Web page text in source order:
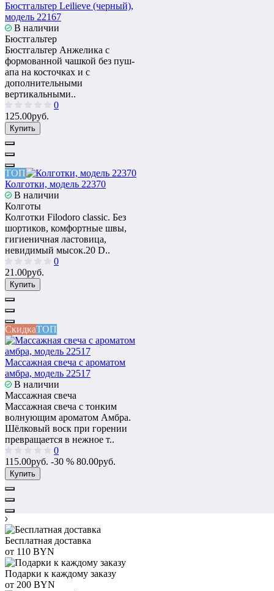
Бюстгальтер Leilieve (черный),
модель 22167
В наличии
Бюстгальтер
Бюстгальтер Анжелика с
формованной чашкой без пуш-
апа на косточках и с
дополнительными
вертикальными..
0
125.00руб.
Купить
ТОП
Колготки, модель 22370
В наличии
Колготы
Колготки Filodoro classic. Без
шортиков, комфортные швы,
гигиеничная ластовица,
невидимый мысок.20 D..
0
21.00руб.
Купить
СкидкаТОП
Массажная свеча с ароматом
амбра, модель 22517
В наличии
Массажная свеча
Массажная свеча с тонким
волнующим ароматом Амбра.
Шёлковый воск при горении
превращается в нежное т..
0
115.00руб. -30 % 80.00руб.
Купить
Бесплатная доставка
от 110 BYN
Подарки к каждому заказу
от 200 BYN